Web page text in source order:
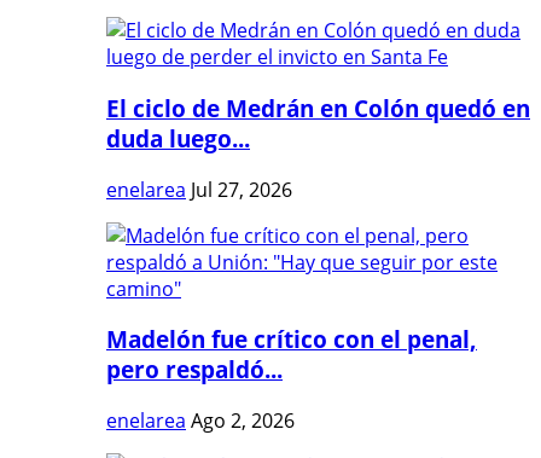
El ciclo de Medrán en Colón quedó en
duda luego...
enelarea Jul 27, 2026
Madelón fue crítico con el penal,
pero respaldó...
enelarea Ago 2, 2026